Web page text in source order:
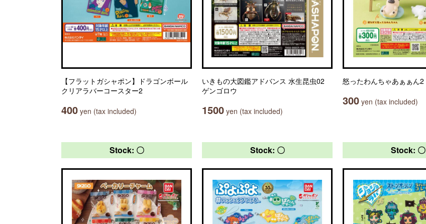
【フラットガシャポン】ドラゴンボール
クリアラバーコースター2
400 yen (tax included)
いきもの大図鑑アドバンス 水生昆虫02
ゲンゴロウ
1500 yen (tax included)
怒ったわんちゃあぁぁん2
300 yen (tax included)
Stock: 〇 Stock: 〇 Stock: 〇